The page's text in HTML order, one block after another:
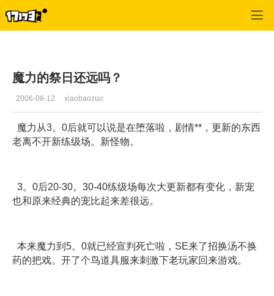
魔力的祭日还远吗？
2006-08-12 xiaobaozuo
魔力从3。0后就可以说是在堕落啦，剧情**，更新的东西
老离不开新练级场。新怪物。
3。0后20-30。30-40练级场每次大更新都有变化，新宠
也和原来经典的宠比起来差很远。
本来魔力到5。0就已经宣判死亡啦，SE来了招换汤不换
药的把戏。开了个鸟道具服来刺激下老玩家回来游戏。